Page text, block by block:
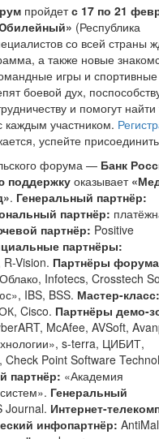
пройдетс 17 по 21
(Республика
со всей страны
а также новые
игры и спортивные
боевой дух,
и помогут найти
каждым участником.
успейте
форума — Банк
поддержку оказывает
. Генеральный партнёр:
партнёр:
партнёр: Positive
партнёры:
Vision. Партнёры
Infotecs, Crosstech
IBS, BSS. Мастер-класс:
Cisco. Партнёры демо-
McAfee, AVSoft,
s-terra, ЦИБИТ,
Check Point Software
партнёр: «Академия
Генеральный
Journal. Интернет-
инфопартнёр: